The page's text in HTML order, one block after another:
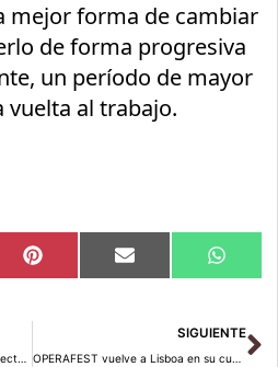
mejor forma de cambiar
de forma progresiva
un período de mayor
vuelta al trabajo.
Compartir
en
Pinterest Compartir
en
Email
en
Vueling lanza la única conexión directa entre España y Sharm el-Sheij
SIGUIENTE
OPERAFEST vuelve a Lisboa en su cuarta edición